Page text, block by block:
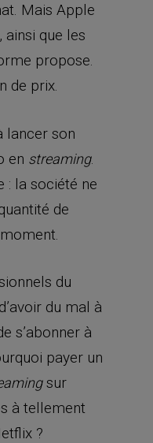
Mais Apple
que les
propose.
de prix.
lancer son
en streaming.
: la société ne
de
du
du mal à
s’abonner à
payer un
sur
à tellement
?